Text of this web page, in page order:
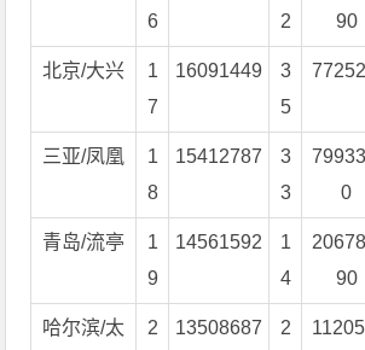
6
2
90
北京/大兴
1
7
16091449
3
5
三亚/凤凰
1
8
15412787
3
3
0
青岛/流亭
1
9
14561592
1
4
90
哈尔滨/太
2
13508687
2